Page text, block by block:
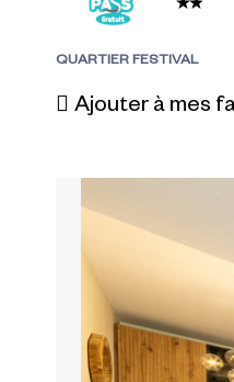
QUARTIER FESTIVAL
Ajouter à mes